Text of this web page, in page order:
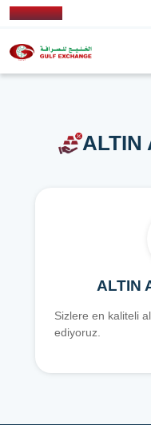
ALTIN
ALTIN
Sizlere en kaliteli
ediyoruz.